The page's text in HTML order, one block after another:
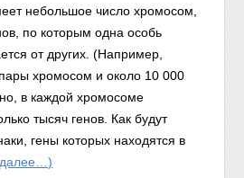
небольшое число хромосом,
по которым одна особь
от других. (Например,
хромосом и около 10 000
в каждой хромосоме
тысяч генов. Как будут
гены которых находятся в